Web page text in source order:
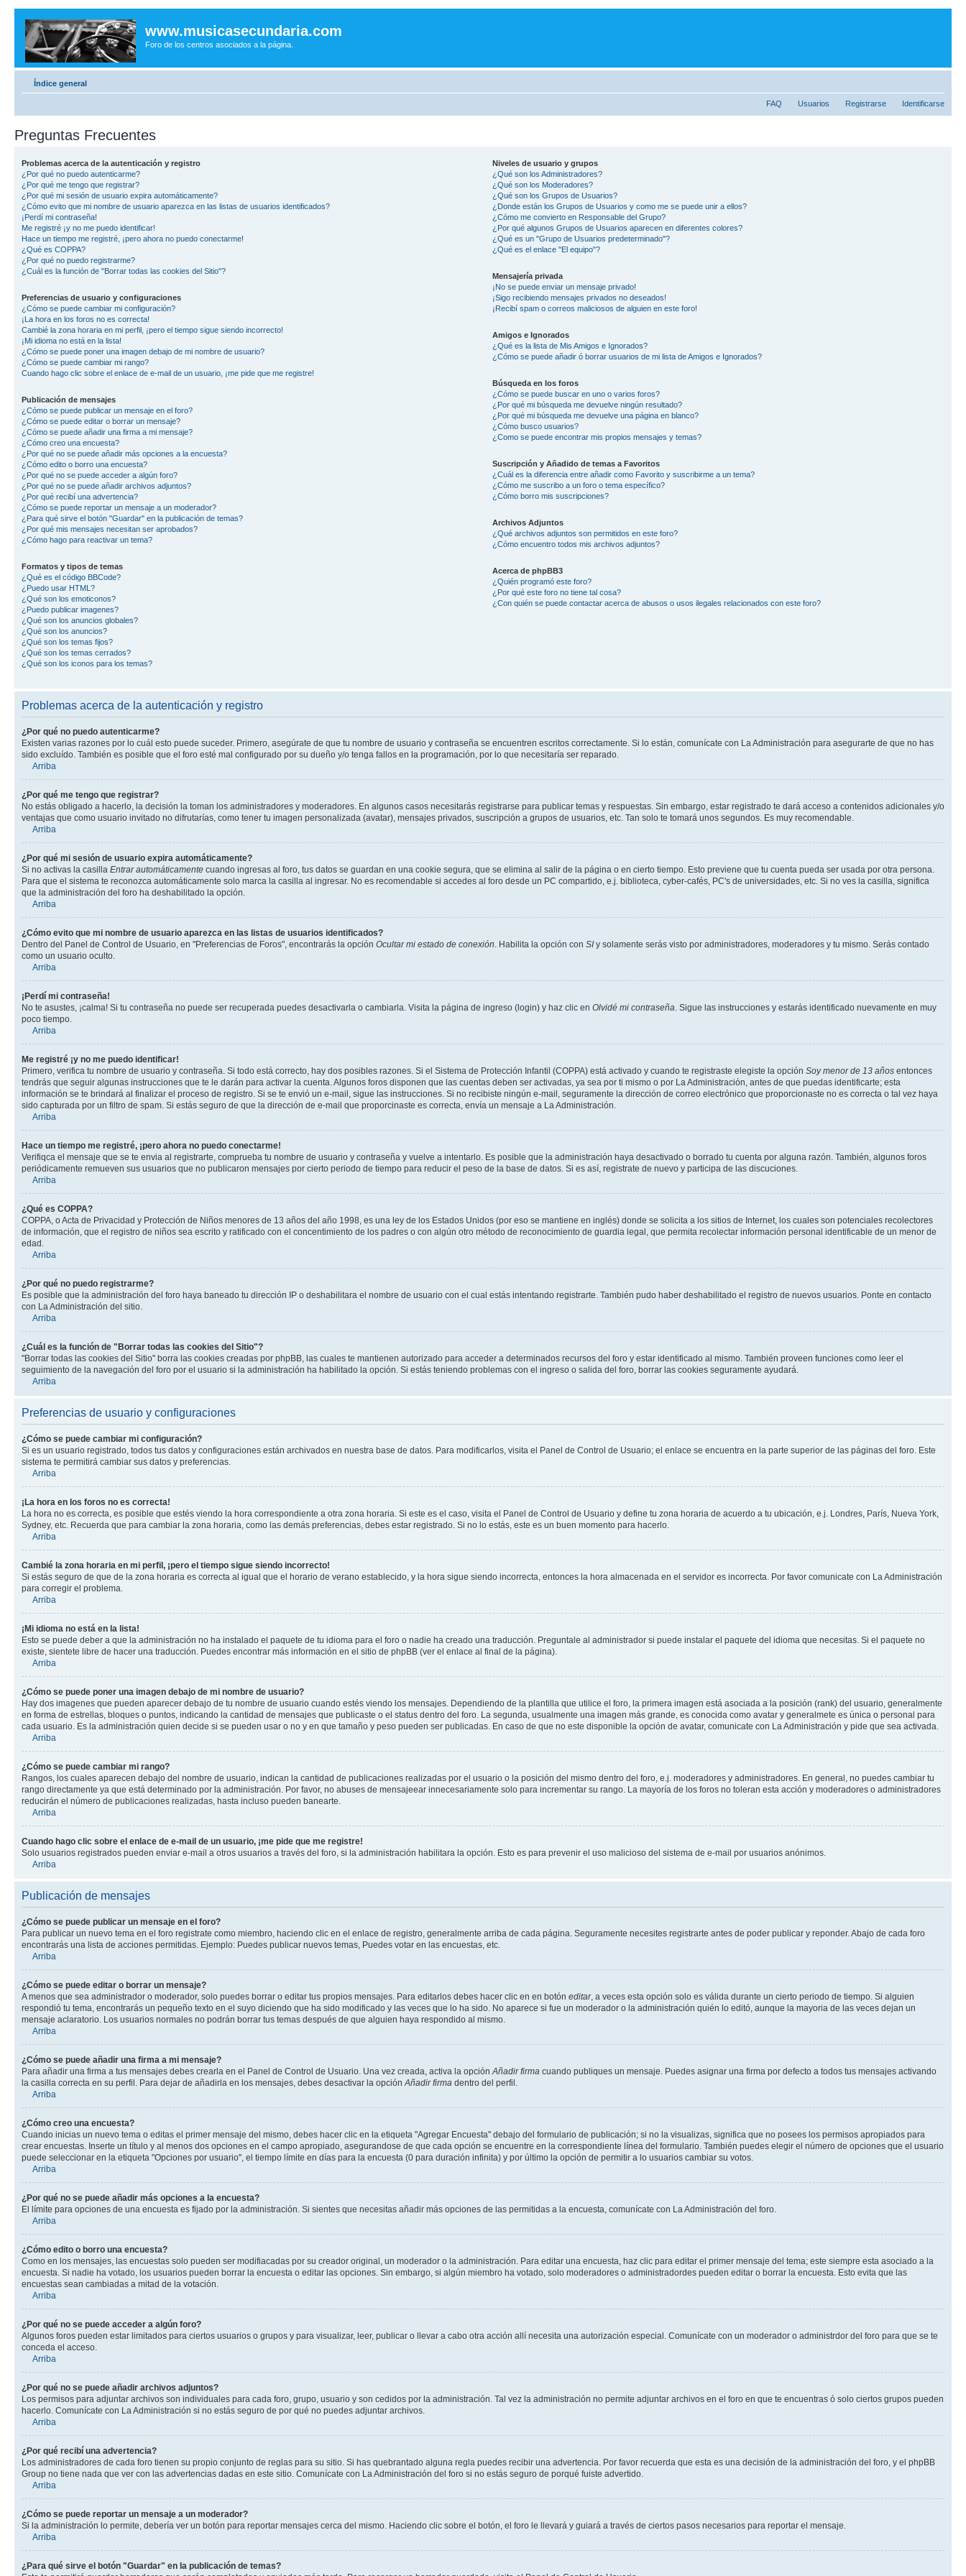
www.musicasecundaria.com
Foro de los centros asociados a la página.
Índice general
FAQ Usuarios Registrarse Identificarse
Preguntas Frecuentes
Problemas acerca de la autenticación y registro
¿Por qué no puedo autenticarme?
¿Por qué me tengo que registrar?
¿Por qué mi sesión de usuario expira automáticamente?
¿Cómo evito que mi nombre de usuario aparezca en las listas de usuarios identificados?
¡Perdí mi contraseña!
Me registré ¡y no me puedo identificar!
Hace un tiempo me registré, ¡pero ahora no puedo conectarme!
¿Qué es COPPA?
¿Por qué no puedo registrarme?
¿Cuál es la función de "Borrar todas las cookies del Sitio"?
Preferencias de usuario y configuraciones
¿Cómo se puede cambiar mi configuración?
¡La hora en los foros no es correcta!
Cambié la zona horaria en mi perfil, ¡pero el tiempo sigue siendo incorrecto!
¡Mi idioma no está en la lista!
¿Cómo se puede poner una imagen debajo de mi nombre de usuario?
¿Cómo se puede cambiar mi rango?
Cuando hago clic sobre el enlace de e-mail de un usuario, ¡me pide que me registre!
Publicación de mensajes
¿Cómo se puede publicar un mensaje en el foro?
¿Cómo se puede editar o borrar un mensaje?
¿Cómo se puede añadir una firma a mi mensaje?
¿Cómo creo una encuesta?
¿Por qué no se puede añadir más opciones a la encuesta?
¿Cómo edito o borro una encuesta?
¿Por qué no se puede acceder a algún foro?
¿Por qué no se puede añadir archivos adjuntos?
¿Por qué recibí una advertencia?
¿Cómo se puede reportar un mensaje a un moderador?
¿Para qué sirve el botón "Guardar" en la publicación de temas?
¿Por qué mis mensajes necesitan ser aprobados?
¿Cómo hago para reactivar un tema?
Formatos y tipos de temas
¿Qué es el código BBCode?
¿Puedo usar HTML?
¿Qué son los emoticonos?
¿Puedo publicar imagenes?
¿Qué son los anuncios globales?
¿Qué son los anuncios?
¿Qué son los temas fijos?
¿Qué son los temas cerrados?
¿Qué son los iconos para los temas?
Niveles de usuario y grupos
¿Qué son los Administradores?
¿Qué son los Moderadores?
¿Qué son los Grupos de Usuarios?
¿Donde están los Grupos de Usuarios y como me se puede unir a ellos?
¿Cómo me convierto en Responsable del Grupo?
¿Por qué algunos Grupos de Usuarios aparecen en diferentes colores?
¿Qué es un "Grupo de Usuarios predeterminado"?
¿Qué es el enlace "El equipo"?
Mensajería privada
¡No se puede enviar un mensaje privado!
¡Sigo recibiendo mensajes privados no deseados!
¡Recibí spam o correos maliciosos de alguien en este foro!
Amigos e Ignorados
¿Qué es la lista de Mis Amigos e Ignorados?
¿Cómo se puede añadir ó borrar usuarios de mi lista de Amigos e Ignorados?
Búsqueda en los foros
¿Cómo se puede buscar en uno o varios foros?
¿Por qué mi búsqueda me devuelve ningún resultado?
¿Por qué mi búsqueda me devuelve una página en blanco?
¿Cómo busco usuarios?
¿Como se puede encontrar mis propios mensajes y temas?
Suscripción y Añadido de temas a Favoritos
¿Cuál es la diferencia entre añadir como Favorito y suscribirme a un tema?
¿Cómo me suscribo a un foro o tema específico?
¿Cómo borro mis suscripciones?
Archivos Adjuntos
¿Qué archivos adjuntos son permitidos en este foro?
¿Cómo encuentro todos mis archivos adjuntos?
Acerca de phpBB3
¿Quién programó este foro?
¿Por qué este foro no tiene tal cosa?
¿Con quién se puede contactar acerca de abusos o usos ilegales relacionados con este foro?
Problemas acerca de la autenticación y registro
¿Por qué no puedo autenticarme?
Existen varias razones por lo cuál esto puede suceder. Primero, asegúrate de que tu nombre de usuario y contraseña se encuentren escritos correctamente. Si lo están, comunícate con La Administración para asegurarte de que no has
sido excluído. También es posible que el foro esté mal configurado por su dueño y/o tenga fallos en la programación, por lo que necesitaría ser reparado.
Arriba
¿Por qué me tengo que registrar?
No estás obligado a hacerlo, la decisión la toman los administradores y moderadores. En algunos casos necesitarás registrarse para publicar temas y respuestas. Sin embargo, estar registrado te dará acceso a contenidos adicionales y/o
ventajas que como usuario invitado no difrutarías, como tener tu imagen personalizada (avatar), mensajes privados, suscripción a grupos de usuarios, etc. Tan solo te tomará unos segundos. Es muy recomendable.
Arriba
¿Por qué mi sesión de usuario expira automáticamente?
Si no activas la casilla Entrar automáticamente cuando ingresas al foro, tus datos se guardan en una cookie segura, que se elimina al salir de la página o en cierto tiempo. Esto previene que tu cuenta pueda ser usada por otra persona.
Para que el sistema te reconozca automáticamente solo marca la casilla al ingresar. No es recomendable si accedes al foro desde un PC compartido, e.j. biblioteca, cyber-cafés, PC's de universidades, etc. Si no ves la casilla, significa
que la administración del foro ha deshabilitado la opción.
Arriba
¿Cómo evito que mi nombre de usuario aparezca en las listas de usuarios identificados?
Dentro del Panel de Control de Usuario, en "Preferencias de Foros", encontrarás la opción Ocultar mi estado de conexión. Habilita la opción con SI y solamente serás visto por administradores, moderadores y tu mismo. Serás contado
como un usuario oculto.
Arriba
¡Perdí mi contraseña!
No te asustes, ¡calma! Si tu contraseña no puede ser recuperada puedes desactivarla o cambiarla. Visita la página de ingreso (login) y haz clic en Olvidé mi contraseña. Sigue las instrucciones y estarás identificado nuevamente en muy
poco tiempo.
Arriba
Me registré ¡y no me puedo identificar!
Primero, verifica tu nombre de usuario y contraseña. Si todo está correcto, hay dos posibles razones. Si el Sistema de Protección Infantil (COPPA) está activado y cuando te registraste elegiste la opción Soy menor de 13 años entonces
tendrás que seguir algunas instrucciones que te le darán para activar la cuenta. Algunos foros disponen que las cuentas deben ser activadas, ya sea por ti mismo o por La Administración, antes de que puedas identificarte; esta
información se te brindará al finalizar el proceso de registro. Si se te envió un e-mail, sigue las instrucciones. Si no recibiste ningún e-mail, seguramente la dirección de correo electrónico que proporcionaste no es correcta o tal vez haya
sido capturada por un filtro de spam. Si estás seguro de que la dirección de e-mail que proporcinaste es correcta, envía un mensaje a La Administración.
Arriba
Hace un tiempo me registré, ¡pero ahora no puedo conectarme!
Verifiqca el mensaje que se te envia al registrarte, comprueba tu nombre de usuario y contraseña y vuelve a intentarlo. Es posible que la administración haya desactivado o borrado tu cuenta por alguna razón. También, algunos foros
periódicamente remueven sus usuarios que no publicaron mensajes por cierto periodo de tiempo para reducir el peso de la base de datos. Si es así, registrate de nuevo y participa de las discuciones.
Arriba
¿Qué es COPPA?
COPPA, o Acta de Privacidad y Protección de Niños menores de 13 años del año 1998, es una ley de los Estados Unidos (por eso se mantiene en inglés) donde se solicita a los sitios de Internet, los cuales son potenciales recolectores
de información, que el registro de niños sea escrito y ratificado con el concentimiento de los padres o con algún otro método de reconocimiento de guardia legal, que permita recolectar información personal identificable de un menor de
edad.
Arriba
¿Por qué no puedo registrarme?
Es posible que la administración del foro haya baneado tu dirección IP o deshabilitara el nombre de usuario con el cual estás intentando registrarte. También pudo haber deshabilitado el registro de nuevos usuarios. Ponte en contacto
con La Administración del sitio.
Arriba
¿Cuál es la función de "Borrar todas las cookies del Sitio"?
"Borrar todas las cookies del Sitio" borra las cookies creadas por phpBB, las cuales te mantienen autorizado para acceder a determinados recursos del foro y estar identificado al mismo. También proveen funciones como leer el
seguimiento de la navegación del foro por el usuario si la administración ha habilitado la opción. Si estás teniendo problemas con el ingreso o salida del foro, borrar las cookies seguramente ayudará.
Arriba
Preferencias de usuario y configuraciones
¿Cómo se puede cambiar mi configuración?
Si es un usuario registrado, todos tus datos y configuraciones están archivados en nuestra base de datos. Para modificarlos, visita el Panel de Control de Usuario; el enlace se encuentra en la parte superior de las páginas del foro. Este
sistema te permitirá cambiar sus datos y preferencias.
Arriba
¡La hora en los foros no es correcta!
La hora no es correcta, es posible que estés viendo la hora correspondiente a otra zona horaria. Si este es el caso, visita el Panel de Control de Usuario y define tu zona horaria de acuerdo a tu ubicación, e.j. Londres, París, Nueva York,
Sydney, etc. Recuerda que para cambiar la zona horaria, como las demás preferencias, debes estar registrado. Si no lo estás, este es un buen momento para hacerlo.
Arriba
Cambié la zona horaria en mi perfil, ¡pero el tiempo sigue siendo incorrecto!
Si estás seguro de que de la zona horaria es correcta al igual que el horario de verano establecido, y la hora sigue siendo incorrecta, entonces la hora almacenada en el servidor es incorrecta. Por favor comunicate con La Administración
para corregir el problema.
Arriba
¡Mi idioma no está en la lista!
Esto se puede deber a que la administración no ha instalado el paquete de tu idioma para el foro o nadie ha creado una traducción. Preguntale al administrador si puede instalar el paquete del idioma que necesitas. Si el paquete no
existe, sientete libre de hacer una traducción. Puedes encontrar más información en el sitio de phpBB (ver el enlace al final de la página).
Arriba
¿Cómo se puede poner una imagen debajo de mi nombre de usuario?
Hay dos imagenes que pueden aparecer debajo de tu nombre de usuario cuando estés viendo los mensajes. Dependiendo de la plantilla que utilice el foro, la primera imagen está asociada a la posición (rank) del usuario, generalmente
en forma de estrellas, bloques o puntos, indicando la cantidad de mensajes que publicaste o el status dentro del foro. La segunda, usualmente una imagen más grande, es conocida como avatar y generalmete es única o personal para
cada usuario. Es la administración quien decide si se pueden usar o no y en que tamaño y peso pueden ser publicadas. En caso de que no este disponible la opción de avatar, comunicate con La Administración y pide que sea activada.
Arriba
¿Cómo se puede cambiar mi rango?
Rangos, los cuales aparecen debajo del nombre de usuario, indican la cantidad de publicaciones realizadas por el usuario o la posición del mismo dentro del foro, e.j. moderadores y administradores. En general, no puedes cambiar tu
rango directamente ya que está determinado por la administración. Por favor, no abuses de mensajeear innecesariamente solo para incrementar su rango. La mayoría de los foros no toleran esta acción y moderadores o administradores
reducirán el número de publicaciones realizadas, hasta incluso pueden banearte.
Arriba
Cuando hago clic sobre el enlace de e-mail de un usuario, ¡me pide que me registre!
Solo usuarios registrados pueden enviar e-mail a otros usuarios a través del foro, si la administración habilitara la opción. Esto es para prevenir el uso malicioso del sistema de e-mail por usuarios anónimos.
Arriba
Publicación de mensajes
¿Cómo se puede publicar un mensaje en el foro?
Para publicar un nuevo tema en el foro registrate como miembro, haciendo clic en el enlace de registro, generalmente arriba de cada página. Seguramente necesites registrarte antes de poder publicar y reponder. Abajo de cada foro
encontrarás una lista de acciones permitidas. Ejemplo: Puedes publicar nuevos temas, Puedes votar en las encuestas, etc.
Arriba
¿Cómo se puede editar o borrar un mensaje?
A menos que sea administrador o moderador, solo puedes borrar o editar tus propios mensajes. Para editarlos debes hacer clic en en botón editar, a veces esta opción solo es válida durante un cierto periodo de tiempo. Si alguien
respondió tu tema, encontrarás un pequeño texto en el suyo diciendo que ha sido modificado y las veces que lo ha sido. No aparece si fue un moderador o la administración quién lo editó, aunque la mayoria de las veces dejan un
mensaje aclaratorio. Los usuarios normales no podrán borrar tus temas después de que alguien haya respondido al mismo.
Arriba
¿Cómo se puede añadir una firma a mi mensaje?
Para añadir una firma a tus mensajes debes crearla en el Panel de Control de Usuario. Una vez creada, activa la opciónAñadir firma cuando publiques un mensaje. Puedes asignar una firma por defecto a todos tus mensajes activando
la casilla correcta en su perfil. Para dejar de añadirla en los mensajes, debes desactivar la opciónAñadir firma dentro del perfil.
Arriba
¿Cómo creo una encuesta?
Cuando inicias un nuevo tema o editas el primer mensaje del mismo, debes hacer clic en la etiqueta "Agregar Encuesta" debajo del formulario de publicación; si no la visualizas, significa que no posees los permisos apropiados para
crear encuestas. Inserte un título y al menos dos opciones en el campo apropiado, asegurandose de que cada opción se encuentre en la correspondiente línea del formulario. También puedes elegir el número de opciones que el usuario
puede seleccionar en la etiqueta "Opciones por usuario", el tiempo límite en días para la encuesta (0 para duración infinita) y por último la opción de permitir a lo usuarios cambiar su votos.
Arriba
¿Por qué no se puede añadir más opciones a la encuesta?
El límite para opciones de una encuesta es fijado por la administración. Si sientes que necesitas añadir más opciones de las permitidas a la encuesta, comunícate con La Administración del foro.
Arriba
¿Cómo edito o borro una encuesta?
Como en los mensajes, las encuestas solo pueden ser modifiacadas por su creador original, un moderador o la administración. Para editar una encuesta, haz clic para editar el primer mensaje del tema; este siempre esta asociado a la
encuesta. Si nadie ha votado, los usuarios pueden borrar la encuesta o editar las opciones. Sin embargo, si algún miembro ha votado, solo moderadores o administradordes pueden editar o borrar la encuesta. Esto evita que las
encuestas sean cambiadas a mitad de la votación.
Arriba
¿Por qué no se puede acceder a algún foro?
Algunos foros pueden estar limitados para ciertos usuarios o grupos y para visualizar, leer, publicar o llevar a cabo otra acción allí necesita una autorización especial. Comunícate con un moderador o administrdor del foro para que se te
conceda el acceso.
Arriba
¿Por qué no se puede añadir archivos adjuntos?
Los permisos para adjuntar archivos son individuales para cada foro, grupo, usuario y son cedidos por la administración. Tal vez la administración no permite adjuntar archivos en el foro en que te encuentras ó solo ciertos grupos pueden
hacerlo. Comunícate con La Administración si no estás seguro de por qué no puedes adjuntar archivos.
Arriba
¿Por qué recibí una advertencia?
Los administradores de cada foro tienen su propio conjunto de reglas para su sitio. Si has quebrantado alguna regla puedes recibir una advertencia. Por favor recuerda que esta es una decisión de la administración del foro, y el phpBB
Group no tiene nada que ver con las advertencias dadas en este sitio. Comunícate con La Administración del foro si no estás seguro de porqué fuiste advertido.
Arriba
¿Cómo se puede reportar un mensaje a un moderador?
Si la administración lo permite, debería ver un botón para reportar mensajes cerca del mismo. Haciendo clic sobre el botón, el foro le llevará y guiará a través de ciertos pasos necesarios para reportar el mensaje.
Arriba
¿Para qué sirve el botón "Guardar" en la publicación de temas?